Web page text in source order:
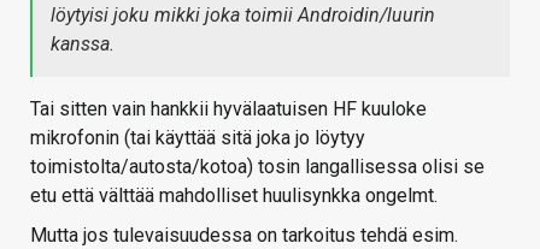
löytyisi joku mikki joka toimii Androidin/luurin
kanssa.
Tai sitten vain hankkii hyvälaatuisen HF kuuloke
mikrofonin (tai käyttää sitä joka jo löytyy
toimistolta/autosta/kotoa) tosin langallisessa olisi se
etu että välttää mahdolliset huulisynkka ongelmt.
Mutta jos tulevaisuudessa on tarkoitus tehdä esim.